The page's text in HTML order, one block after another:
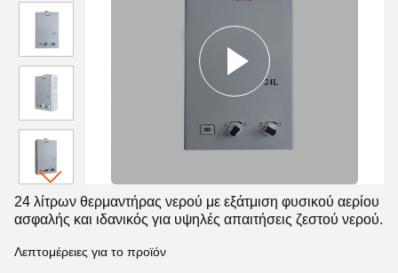
24 λίτρων θερμαντήρας νερού με εξάτμιση φυσικού αερίου
ασφαλής και ιδανικός για υψηλές απαιτήσεις ζεστού νερού.
Λεπτομέρειες για το προϊόν